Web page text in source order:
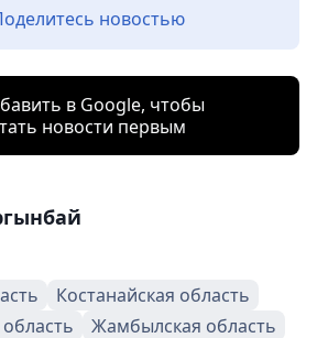
новостью
в Google, чтобы
новости первым
Костанайская область
Жамбылская область